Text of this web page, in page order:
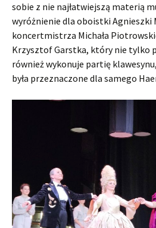
sobie z nie najłatwiejszą materią
wyróżnienie dla oboistki Agnieszki
koncertmistrza Michała
Krzysztof Garstka, który nie tylko
również wykonuje partię
była przeznaczone dla samego